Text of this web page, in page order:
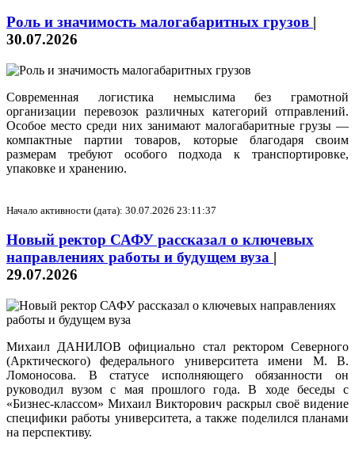
Роль и значимость малогабаритных грузов |
30.07.2026
Современная логистика немыслима без грамотной
организации перевозок различных категорий отправлений.
Особое место среди них занимают малогабаритные грузы —
компактные партии товаров, которые благодаря своим
размерам требуют особого подхода к транспортировке,
упаковке и хранению.
Начало активности (дата): 30.07.2026 23:11:37
Новый ректор САФУ рассказал о ключевых
направлениях работы и будущем вуза |
29.07.2026
Михаил ДАНИЛОВ официально стал ректором Северного
(Арктического) федерального университета имени М. В.
Ломоносова. В статусе исполняющего обязанности он
руководил вузом с мая прошлого года. В ходе беседы с
«Бизнес-классом» Михаил Викторович раскрыл своё видение
специфики работы университета, а также поделился планами
на перспективу.